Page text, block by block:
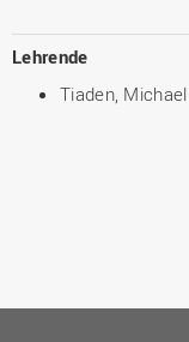
Lehrende
Tiaden, Michael